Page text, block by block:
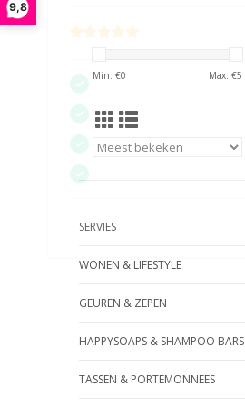
9,8
Min: €0 Max: €5
SERVIES
WONEN & LIFESTYLE
GEUREN & ZEPEN
HAPPYSOAPS & SHAMPOO BARS
TASSEN & PORTEMONNEES